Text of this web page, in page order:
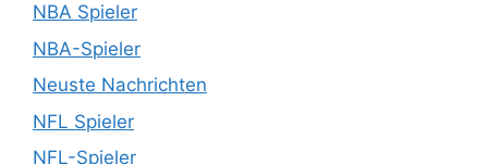
NBA Spieler
NBA-Spieler
Neuste Nachrichten
NFL Spieler
NFL-Spieler